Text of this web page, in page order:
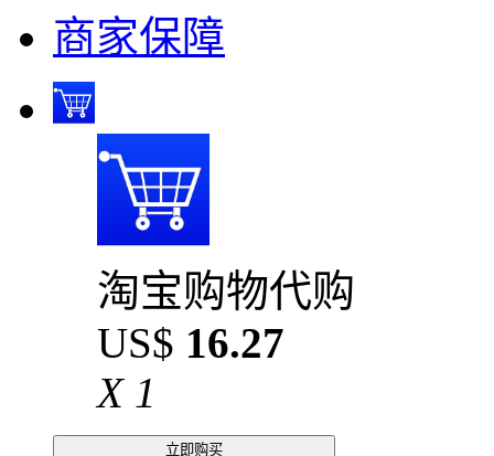
商家保障
淘宝购物代购
US$ 16.27
X 1
立即购买